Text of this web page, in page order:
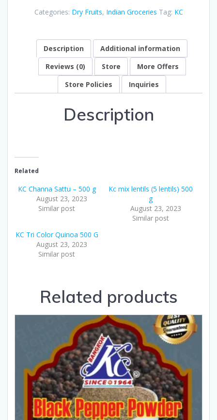
quantity
Categories: Dry Fruits, Indian Groceries Tag: KC
Description
Additional information
Reviews (0)
Store
More Offers
Store Policies
Inquiries
Description
Related
KC Channa Sattu – 500 g
August 23, 2023
Similar post
Kc mix lentils (5 lentils) 500
g
August 23, 2023
Similar post
KC Tri Color Quinoa 500 G
August 23, 2023
Similar post
Related products